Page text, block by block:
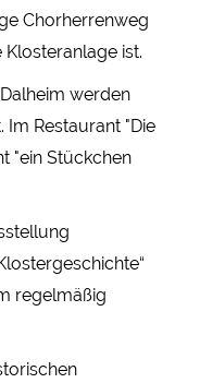
Chorherrenweg
ist.
werden
Im Restaurant "Die
"ein Stückchen
regelmäßig